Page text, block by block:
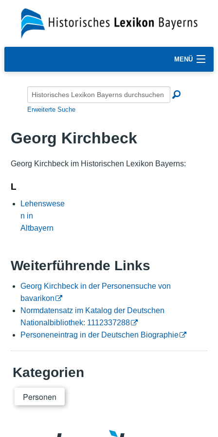
MENÜ
Erweiterte Suche
Georg Kirchbeck
Georg Kirchbeck im Historischen Lexikon Bayerns:
L
Lehenswese
n in
Altbayern
Weiterführende Links
Georg Kirchbeck in der Personensuche von
bavarikon
Normdatensatz im Katalog der Deutschen
Nationalbibliothek: 1112337288
Personeneintrag in der Deutschen Biographie
Kategorien
Personen